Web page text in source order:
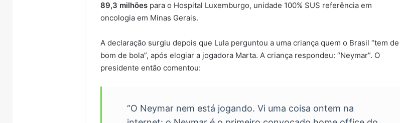
89,3 milhões para o Hospital Luxemburgo, unidade 100% SUS referência em
oncologia em Minas Gerais.
A declaração surgiu depois que Lula perguntou a uma criança quem o Brasil “tem de
bom de bola”, após elogiar a jogadora Marta. A criança respondeu: “Neymar”. O
presidente então comentou:
“O Neymar nem está jogando. Vi uma coisa ontem na